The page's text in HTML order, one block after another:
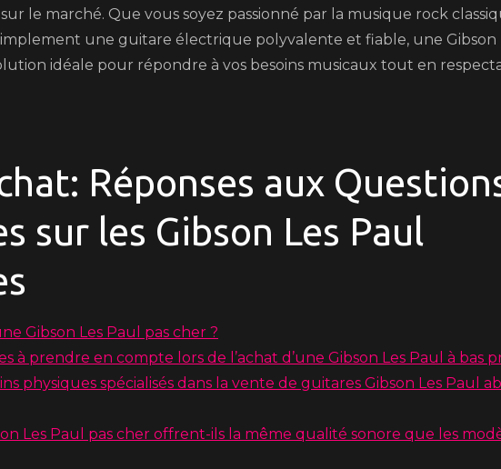
le marché. Que vous soyez passionné par la musique rock
une guitare électrique polyvalente et fiable, une Gibson
idéale pour répondre à vos besoins musicaux tout en
Réponses aux
sur les Gibson Les Paul
Gibson Les Paul pas cher ?
à prendre en compte lors de l’achat d’une Gibson Les Paul à bas
physiques spécialisés dans la vente de guitares Gibson Les Paul
Les Paul pas cher offrent-ils la même qualité sonore que les